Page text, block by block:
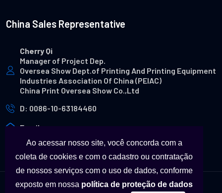
China Sales Representative
Cherry Qi
Manager of Project Dep.
Oversea Show Dept.of Printing And Printing Equipment
Industries Association Of China (PEIAC)
China Print Oversea Show Co.,Ltd
D: 0086-10-63184460
Email
Ao acessar nosso site, você concorda com a
coleta de cookies e com o cadastro ou contratação
de nossos serviços com o uso de dados, conforme
exposto em nossa política de proteção de dados